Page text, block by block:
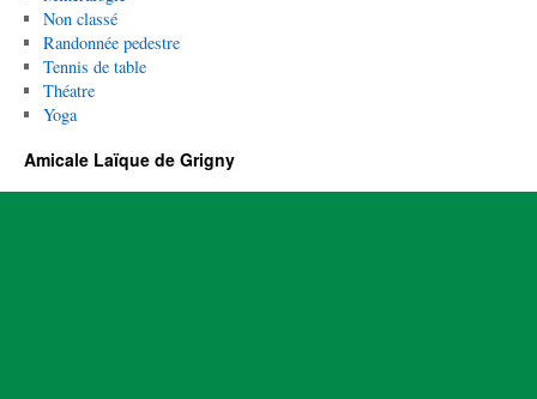
Non classé
Randonnée pedestre
Tennis de table
Théatre
Yoga
Amicale Laïque de Grigny